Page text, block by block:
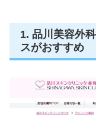
1. 品川美容外
スがおすすめ